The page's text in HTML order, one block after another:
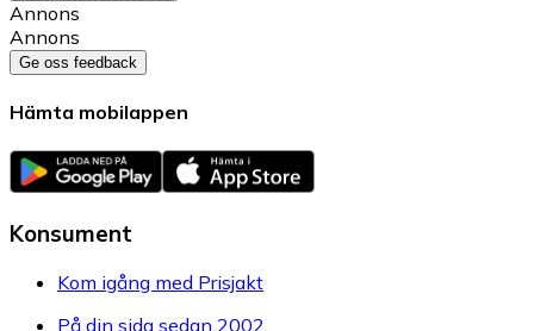
Annons
Annons
Ge oss feedback
Hämta mobilappen
Konsument
Kom igång med Prisjakt
På din sida sedan 2002